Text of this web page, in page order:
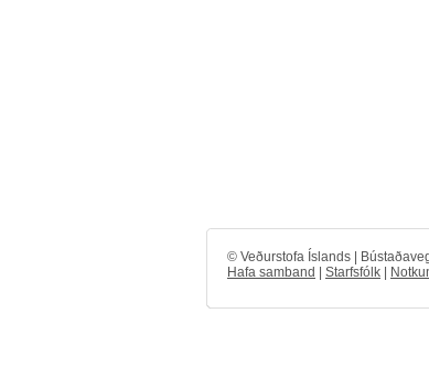
© Veðurstofa Íslands |
Hafa samband | Starfsfólk |